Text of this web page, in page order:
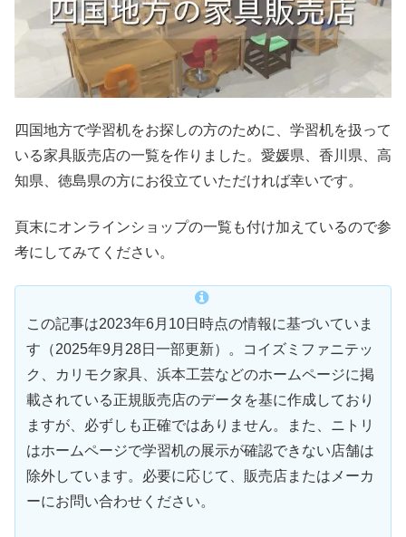
四国地方で学習机をお探しの方のために、学習机を扱って
いる家具販売店の一覧を作りました。愛媛県、香川県、高
知県、徳島県の方にお役立ていただければ幸いです。
頁末にオンラインショップの一覧も付け加えているので参
考にしてみてください。
この記事は2023年6月10日時点の情報に基づいていま
す（2025年9月28日一部更新）。コイズミファニテッ
ク、カリモク家具、浜本工芸などのホームページに掲
載されている正規販売店のデータを基に作成しており
ますが、必ずしも正確ではありません。また、ニトリ
はホームページで学習机の展示が確認できない店舗は
除外しています。必要に応じて、販売店またはメーカ
ーにお問い合わせください。